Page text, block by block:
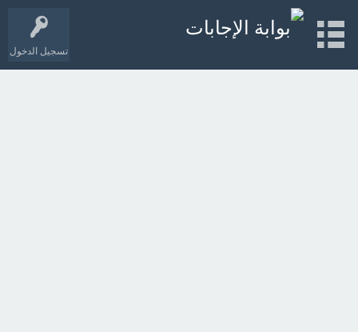
تسجيل الدخول